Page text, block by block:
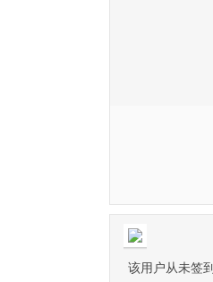
该用户从未签到